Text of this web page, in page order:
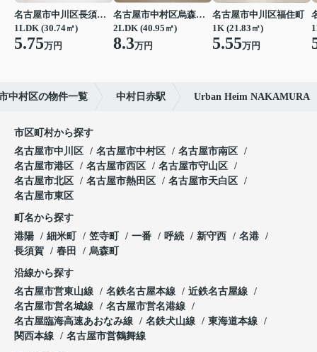
名古屋市中川区長須賀３丁目
1LDK (30.74㎡)
5.75万円
名古屋市中村区烏森町４丁目
2LDK (40.95㎡)
8.3万円
名古屋市中川区福住町
1K (21.83㎡)
5.55万円
中村区の物件一覧 中村日赤駅 Urban Heim NAKAMURA
市区町村から探す
名古屋市中川区
名古屋市中村区
名古屋市南区
名古屋市港区
名古屋市西区
名古屋市守山区
名古屋市北区
名古屋市熱田区
名古屋市天白区
名古屋市東区
町名から探す
港陽
細米町 笠寺町 一番 呼続 新守西
名港
長須賀
春田 烏森町
沿線から探す
名古屋市営東山線
名鉄名古屋本線
近鉄名古屋線
名古屋市営名城線
名古屋市営名港線
名古屋臨海高速あおなみ線
名鉄犬山線
東海道本線
関西本線
名古屋市営鶴舞線